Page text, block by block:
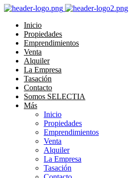
Inicio
Propiedades
Emprendimientos
Venta
Alquiler
La Empresa
Tasación
Contacto
Somos SELECTIA
Más
Inicio
Propiedades
Emprendimientos
Venta
Alquiler
La Empresa
Tasación